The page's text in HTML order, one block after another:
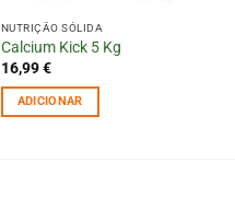
NUTRIÇÃO SÓLIDA
Calcium Kick 5 Kg
16,99€
ADICIONAR